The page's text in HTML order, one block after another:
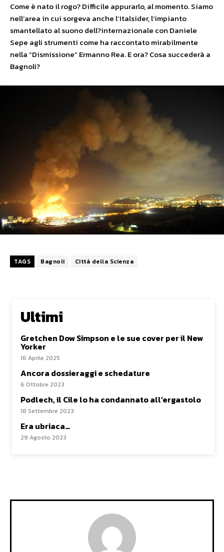
Come è nato il rogo? Difficile appurarlo, al momento. Siamo
nell’area in cui sorgeva anche l’Italsider, l’impianto
smantellato al suono dell?internazionale con Daniele
Sepe agli strumenti come ha raccontato mirabilmente
nella “Dismissione” Ermanno Rea. E ora? Cosa succederà a
Bagnoli?
TAGS Bagnoli Città della Scienza
Ultimi
Gretchen Dow Simpson e le sue cover per il New
Yorker
16 Aprile 2025
Ancora dossieraggi e schedature
6 Ottobre 2023
Podlech, il Cile lo ha condannato all’ergastolo
18 Settembre 2023
Era ubriaca…
29 Agosto 2023